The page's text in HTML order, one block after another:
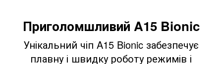
Приголомшливий A15 Bionic
Унікальний чіп A15 Bionic забезпечує
плавну і швидку роботу режимів і